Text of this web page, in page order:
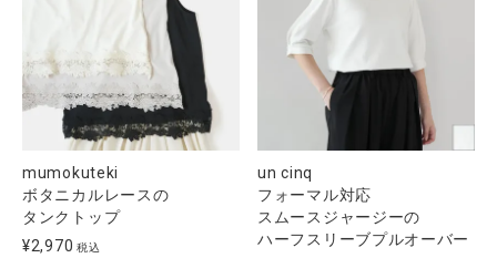
mumokuteki
ボタニカルレースの
タンクトップ
¥2,970 税込
un cinq
フォーマル対応
スムースジャージーの
ハーフスリーブプルオーバー